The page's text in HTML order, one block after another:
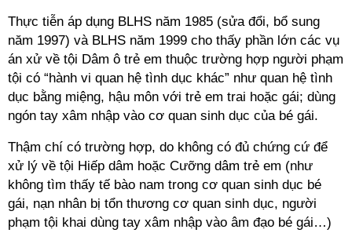
Thực tiễn áp dụng BLHS năm 1985 (sửa đổi, bổ sung
năm 1997) và BLHS năm 1999 cho thấy phần lớn các vụ
án xử về tội Dâm ô trẻ em thuộc trường hợp người phạm
tội có “hành vi quan hệ tình dục khác” như quan hệ tình
dục bằng miệng, hậu môn với trẻ em trai hoặc gái; dùng
ngón tay xâm nhập vào cơ quan sinh dục của bé gái.
Thậm chí có trường hợp, do không có đủ chứng cứ để
xử lý về tội Hiếp dâm hoặc Cưỡng dâm trẻ em (như
không tìm thấy tế bào nam trong cơ quan sinh dục bé
gái, nạn nhân bị tổn thương cơ quan sinh dục, người
phạm tội khai dùng tay xâm nhập vào âm đạo bé gái…)